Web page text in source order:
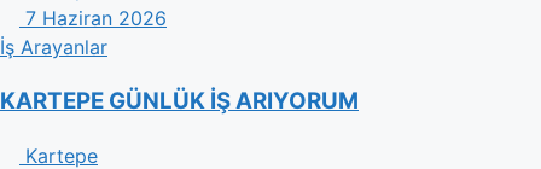
7 Haziran 2026
İş Arayanlar
KARTEPE GÜNLÜK İŞ ARIYORUM
Kartepe